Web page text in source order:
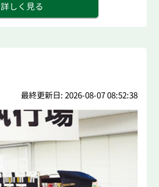
詳しく見る
最終更新日: 2026-08-07 08:52:38